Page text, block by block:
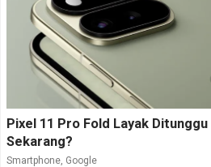
Pixel 11 Pro Fold Layak
Sekarang?
Smartphone Google